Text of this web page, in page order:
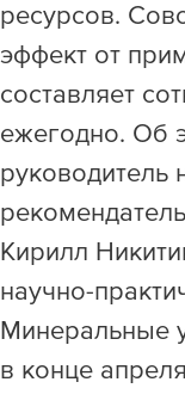
ЕвроХим
ресурсов.
эффект от
составляет
ежегодно. Об
руководитель
Кирилл
научно-
Минеральные
в конце